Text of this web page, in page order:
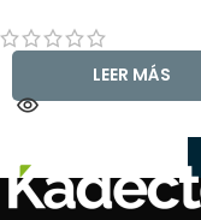
LEER MÁS